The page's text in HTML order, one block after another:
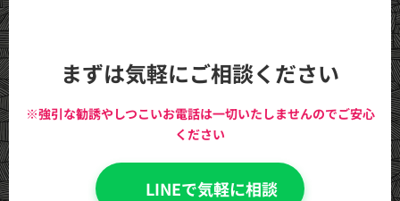
まずは気軽にご相談ください
※強引な勧誘やしつこいお電話は一切いたしませんのでご安心
ください
💬 LINEで気軽に相談